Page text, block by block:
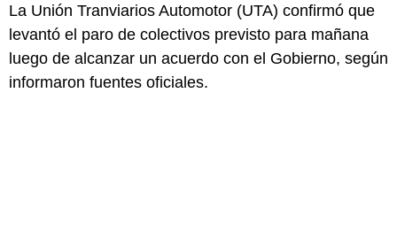
La Unión Tranviarios Automotor (UTA) confirmó que
levantó el paro de colectivos previsto para mañana
luego de alcanzar un acuerdo con el Gobierno, según
informaron fuentes oficiales.